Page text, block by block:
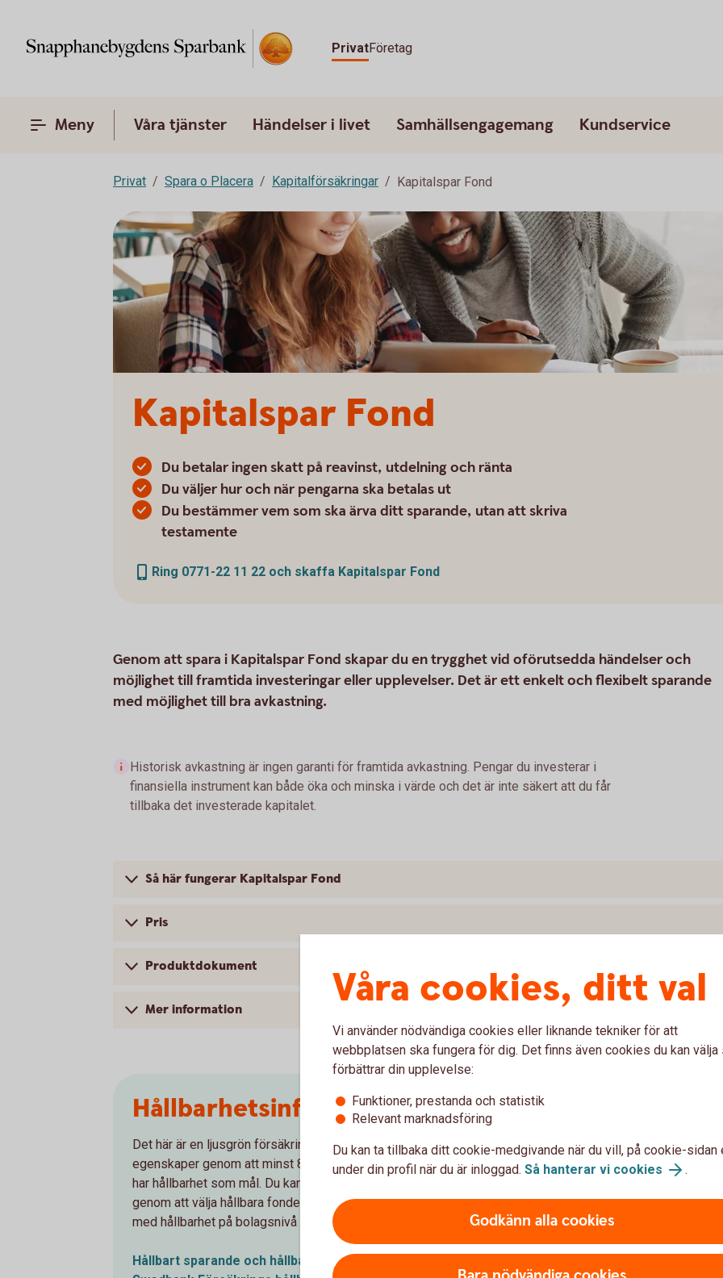
PrivatFöretag
Meny Våra tjänster Händelser i livet Samhällsengagemang Kundservice
Privat Spara o Placera Kapitalförsäkringar Kapitalspar Fond
Kapitalspar Fond
Du betalar ingen skatt på reavinst, utdelning och ränta
Du väljer hur och när pengarna ska betalas ut
Du bestämmer vem som ska ärva ditt sparande, utan att skriva
testamente
Ring 0771-22 11 22 och skaffa Kapitalspar Fond
Genom att spara i Kapitalspar Fond skapar du en trygghet vid oförutsedda händelser och
möjlighet till framtida investeringar eller upplevelser. Det är ett enkelt och flexibelt sparande
med möjlighet till bra avkastning.
Historisk avkastning är ingen garanti för framtida avkastning. Pengar du investerar i
finansiella instrument kan både öka och minska i värde och det är inte säkert att du får
tillbaka det investerade kapitalet.
Så här fungerar Kapitalspar Fond
Pris
Produktdokument
Mer information
Hållbarhetsinformation
Det här är en ljusgrön försäkringsprodukt som främjar miljörelaterade eller sociala
egenskaper genom att minst 80 % av fonderna beaktar någon av dessa egenskaper eller
har hållbarhet som mål. Du kan själv påverka graden av hållbarhet i dina investeringar
genom att välja hållbara fonder. Läs mer om det och hur Swedbank Försäkring arbetar
med hållbarhet på bolagsnivå samt i sina kapital- och pensionsförsäkringar nedan.
Hållbart sparande och hållbara fonder
Våra cookies, ditt val
Vi använder nödvändiga cookies eller liknande tekniker för att
webbplatsen ska fungera för dig. Det finns även cookies du kan välja
förbättrar din upplevelse:
Funktioner, prestanda och statistik
Relevant marknadsföring
Du kan ta tillbaka ditt cookie-medgivande när du vill, på cookie-sidan
under din profil när du är inloggad. Så hanterar vi cookies .
Godkänn alla cookies